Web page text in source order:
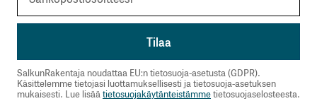
SalkunRakentaja noudattaa EU:n tietosuoja-asetusta (GDPR).
Käsittelemme tietojasi luottamuksellisesti ja tietosuoja-asetuksen
mukaisesti. Lue lisää tietosuojakäytänteistämmetietosuojaselosteesta.